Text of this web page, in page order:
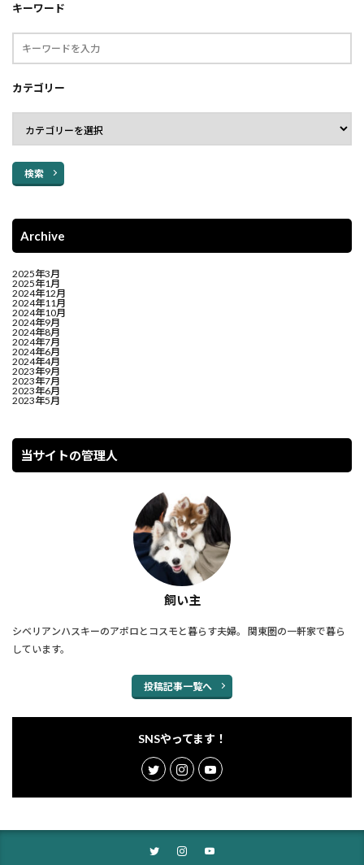
キーワード
カテゴリー
検索
Archive
2025年3月
2025年1月
2024年12月
2024年11月
2024年10月
2024年9月
2024年8月
2024年7月
2024年6月
2024年4月
2023年9月
2023年7月
2023年6月
2023年5月
当サイトの管理人
飼い主
シベリアンハスキーのアポロとコスモと暮らす夫婦。 関東圏の一軒家で暮ら
しています。
投稿記事一覧へ
SNSやってます！